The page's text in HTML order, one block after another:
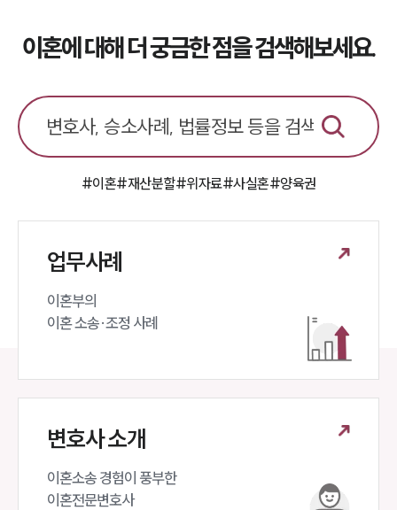
이혼에 대해 더 궁금한 점을 검색해보세요.
#이혼#재산분할#위자료#사실혼#양육권
업무사례
이혼부의
이혼 소송·조정 사례
변호사 소개
이혼소송 경험이 풍부한
이혼전문변호사